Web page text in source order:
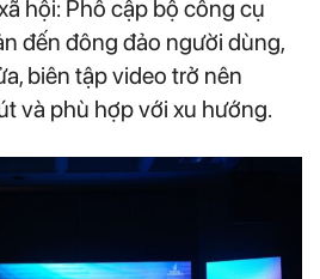
hội: Phổ cập bộ công cụ
đến đông đảo người dùng,
biên tập video trở nên
và phù hợp với xu hướng.